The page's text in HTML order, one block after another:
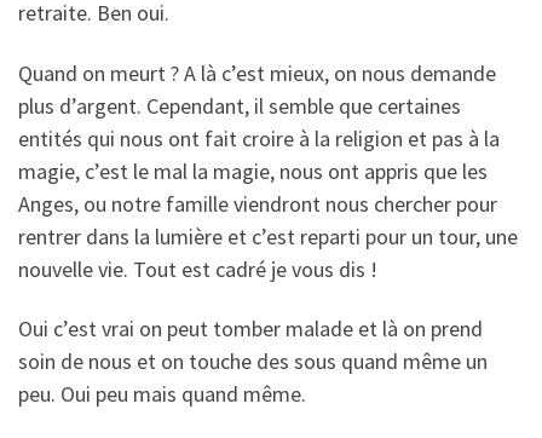
retraite. Ben oui.
Quand on meurt ? A là c’est mieux, on nous demande
plus d’argent. Cependant, il semble que certaines
entités qui nous ont fait croire à la religion et pas à la
magie, c’est le mal la magie, nous ont appris que les
Anges, ou notre famille viendront nous chercher pour
rentrer dans la lumière et c’est reparti pour un tour, une
nouvelle vie. Tout est cadré je vous dis !
Oui c’est vrai on peut tomber malade et là on prend
soin de nous et on touche des sous quand même un
peu. Oui peu mais quand même.